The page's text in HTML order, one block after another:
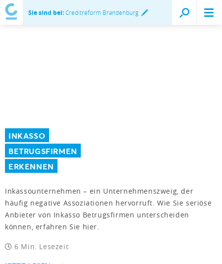
Sie sind bei:Creditreform Brandenburg
INKASSO
BETRUGSFIRMEN
ERKENNEN
Inkassounternehmen – ein Unternehmenszweig, der
häufig negative Assoziationen hervorruft. Wie Sie seriöse
Anbieter von Inkasso Betrugsfirmen unterscheiden
können, erfahren Sie hier.
6 Min. Lesezeit